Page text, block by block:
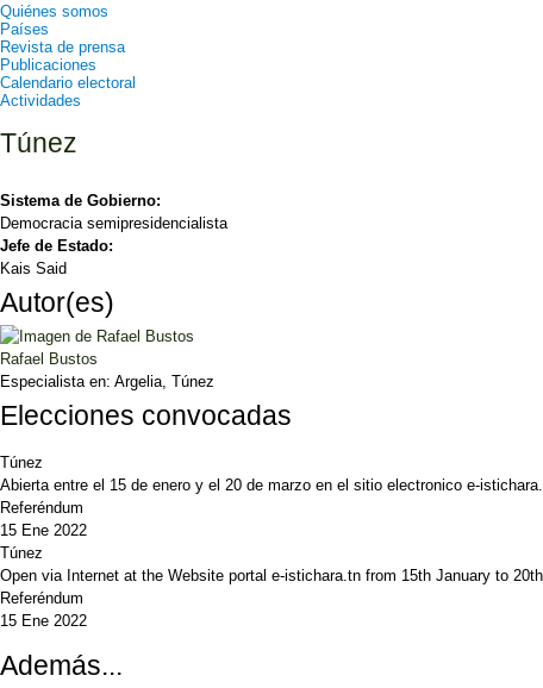
Quiénes somos
Países
Revista de prensa
Publicaciones
Calendario electoral
Actividades
Túnez
Sistema de Gobierno:
Democracia semipresidencialista
Jefe de Estado:
Kais Said
Autor(es)
Rafael Bustos
Especialista en: Argelia, Túnez
Elecciones convocadas
Túnez
Abierta entre el 15 de enero y el 20 de marzo en el sitio electronico e-
Referéndum
15 Ene 2022
Túnez
Open via Internet at the Website portal e-istichara.tn from 15th January to
Referéndum
15 Ene 2022
Además...